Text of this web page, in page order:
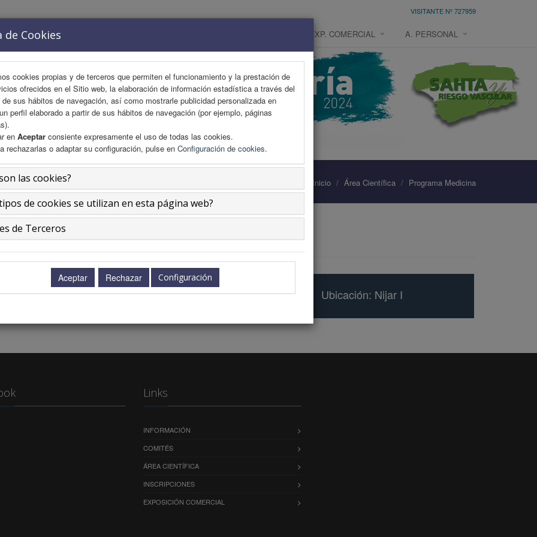
de Cookies
cookies propias y de terceros que permiten el funcionamiento y la prestación de
ofrecidos en el Sitio web, la elaboración de información estadística a través del
sus hábitos de navegación, así como mostrarle publicidad personalizada en
perfil elaborado a partir de sus hábitos de navegación (por ejemplo, páginas
en Aceptar consiente expresamente el uso de todas las cookies.
rechazarlas o adaptar su configuración, pulse en Configuración de cookies.
las cookies?
de cookies se utilizan en esta página web?
de Terceros
Configuración
VISITANTE Nº 727959
COMITÉS EXP. COMERCIAL A. PERSONAL
Inicio Área Científica Programa Medicina
20.00 h. Ubicación: Nijar I
Links
INFORMACIÓN
COMITÉS
ÁREA CIENTÍFICA
INSCRIPCIONES
EXPOSICIÓN COMERCIAL